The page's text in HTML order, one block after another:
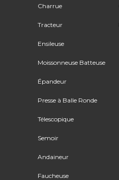
Charrue
Tracteur
Ensileuse
Moissonneuse Batteuse
Épandeur
Presse à Balle Ronde
Télescopique
Semoir
Andaineur
Faucheuse